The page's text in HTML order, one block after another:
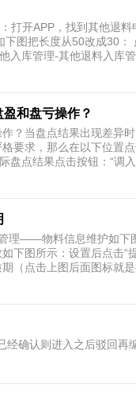
打开APP，找到其他退
图把长度从50改成30：
入库管理-其他退料入库管
和盘亏操作？
？当盘点结果出现差异
要求，那么在以下位置
点结果点击按钮：“调
——物料信息维护如下
下图所示：设置后点击“
（点击上图后面图标就
确认则进入之后驳回再